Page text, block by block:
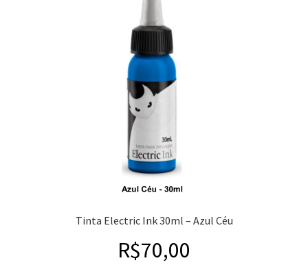
Tinta Electric Ink 30ml – Azul Céu
R$70,00